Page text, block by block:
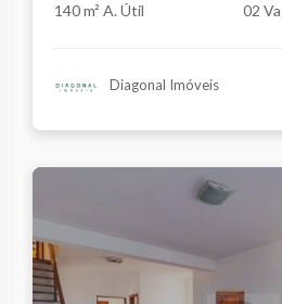
140 m² A. Útil 02
Diagonal Imóveis